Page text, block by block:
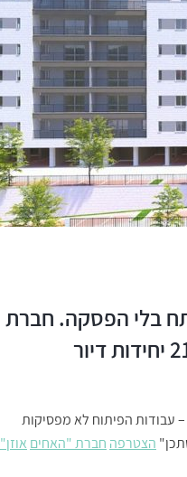
בלי הפסקה. חברת
הבנייה "אחים אוזן" מקימה בימים אלה שישה בניינים עם 210 יחידות דיור
עבודות הפיתוח לא מפסיקות
הצטרפה חברת"האחים אוזן"